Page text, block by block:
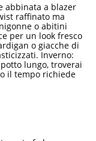
abbinata a blazer
raffinato ma
o abitini
per un look fresco
o giacche di
Inverno:
lungo, troverai
il tempo richiede